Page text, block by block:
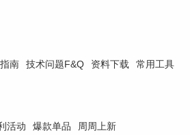
南 技术问题F&Q 资料下载 常用工具
活动 爆款单品 周周上新